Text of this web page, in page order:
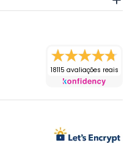
18115 avaliações reais